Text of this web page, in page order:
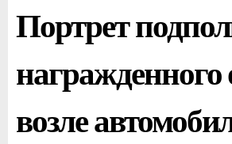
Портрет
возле